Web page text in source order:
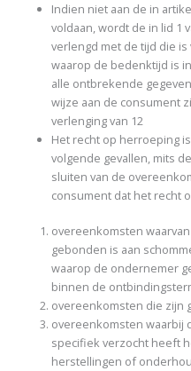
Indien niet aan de in
voldaan, wordt de in lid 1
verlengd met de tijd die
waarop de bedenktijd is
alle ontbrekende
wijze aan de consument
verlenging van 12
Het recht op herroeping
volgende gevallen, mits
sluiten van de
consument dat het recht
overeenkomsten
gebonden is aan
waarop de ondernemer
binnen de
overeenkomsten die zijn
overeenkomsten waarbij
specifiek verzocht heeft
herstellingen of